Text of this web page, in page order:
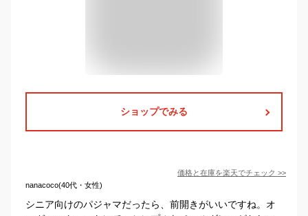
ショップでみる
価格と在庫を楽天でチェック >>
nanacoco(40代・女性)
シニア向けのパジャマだったら、前開きがいいですね。オ